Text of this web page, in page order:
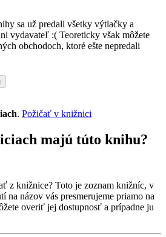
sa už predali všetky výtlačky a
vydavateľ :( Teoreticky však môžete
obchodoch, ktoré ešte nepredali
. Požičať v knižnici
majú túto knihu?
z knižnice? Toto je zoznam knižníc, v
na názov vás presmerujeme priamo na
overiť jej dostupnosť a prípadne ju